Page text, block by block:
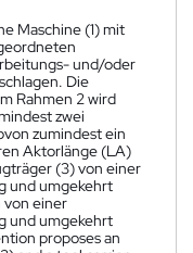
Maschine (1) mit
und/oder
Die
Rahmen 2 wird
zwei
zumindest ein
Aktorlänge (LA)
(3) von einer
und umgekehrt
einer
und umgekehrt
proposes an